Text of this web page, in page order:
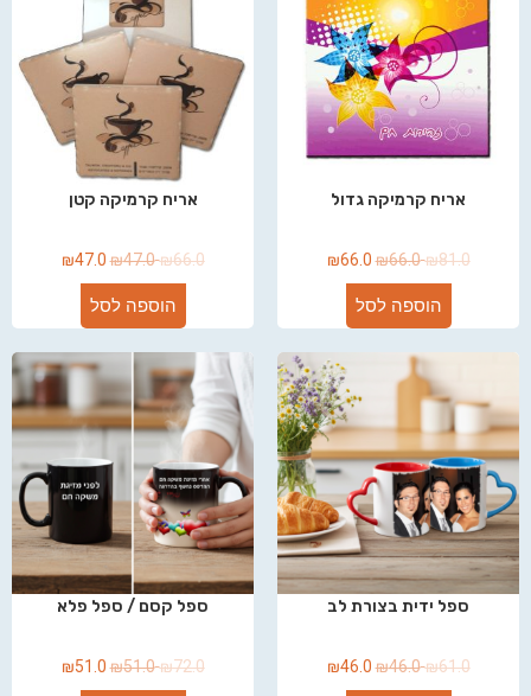
אריח קרמיקה גדול
₪81.0
₪66.0
₪66.0
הוספה לסל
אריח קרמיקה קטן
₪66.0
₪47.0
₪47.0
הוספה לסל
ספל ידית בצורת לב
₪61.0
₪46.0
₪46.0
ספל קסם / ספל פלא
₪72.0
₪51.0
₪51.0